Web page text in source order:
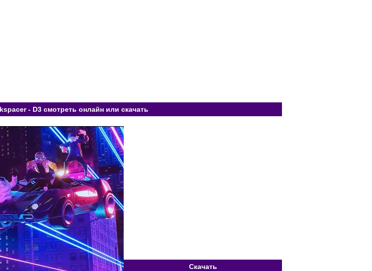
- D3 смотреть онлайн или скачать
Скачать